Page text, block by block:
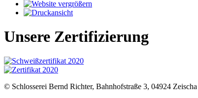
Unsere Zertifizierung
© Schlosserei Bernd Richter, Bahnhofstraße 3, 04924 Zeischa